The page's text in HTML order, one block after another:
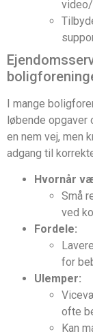
I mange
løbende opgaver
en nem vej, men
adgang til
Hvornår
Små
ved
Fordele:
for
Ulemper:
ofte
Kan